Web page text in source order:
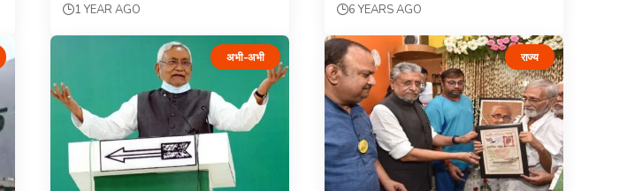
1 YEAR AGO 6 YEARS AGO
अभी-अभी राज्य